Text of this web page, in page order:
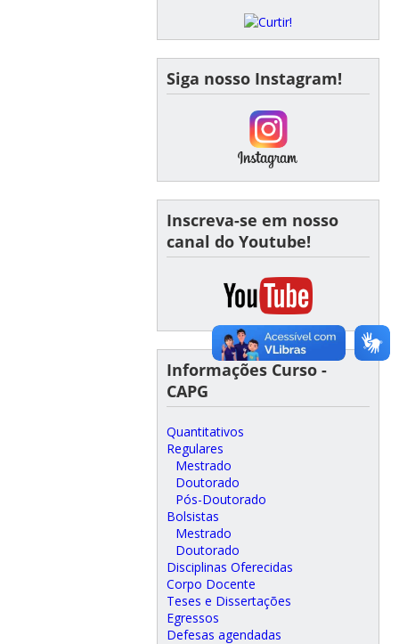
Siga nosso Instagram!
Inscreva-se em nosso
canal do Youtube!
Informações Curso -
CAPG
Quantitativos
Regulares
Mestrado
Doutorado
Pós-Doutorado
Bolsistas
Mestrado
Doutorado
Disciplinas Oferecidas
Corpo Docente
Teses e Dissertações
Egressos
Defesas agendadas